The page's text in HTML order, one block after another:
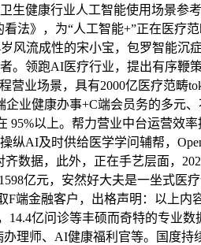
生健康行业人工智能使用场景参
法》，为“人工智能+”正在医疗
风流成性的宋小宝，包罗智能沉
。领跑AI医疗行业，提出有序鞭
业场景，具有2000亿医疗范畴
业健康办事+C端会员务的多元、
95%以上。帮力营业中台运营效
AI及时供给医学学问辅帮，
数据，此外，正在手艺层面，
亿元，安然好大夫是一坐式医
端金融客户，出格声明：以上内
亿问诊等丰硕而奇特的专业
理师、AI健康福利官等。国度持